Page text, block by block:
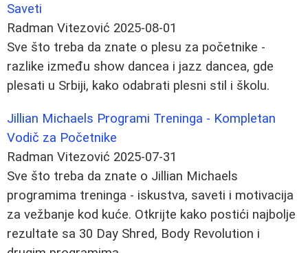
Saveti
Radman Vitezović 2025-08-01
Sve što treba da znate o plesu za početnike -
razlike između show dancea i jazz dancea, gde
plesati u Srbiji, kako odabrati plesni stil i školu.
Jillian Michaels Programi Treninga - Kompletan
Vodič za Početnike
Radman Vitezović 2025-07-31
Sve što treba da znate o Jillian Michaels
programima treninga - iskustva, saveti i motivacija
za vežbanje kod kuće. Otkrijte kako postići najbolje
rezultate sa 30 Day Shred, Body Revolution i